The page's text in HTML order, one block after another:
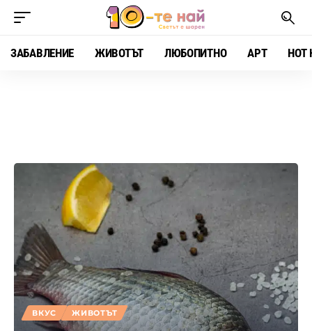
ЗАБАВЛЕНИЕ ЖИВОТЪТ ЛЮБОПИТНО АРТ HOT
ВКУС ЖИВОТЪТ